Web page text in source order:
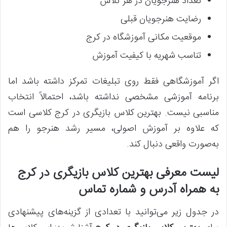
رضایت هنرجویان قبلی
موقعیت مکانی آموزشگاه در کرج
تناسب شهریه با کیفیت آموزش
اگر آموزشگاهی فقط روی تبلیغات تمرکز داشته باشد اما
برنامه آموزشی مشخصی نداشته باشد، احتمالاً انتخاب
مناسبی نیست. بهترین کلاس بازیگری در کرج کلاسی است
که علاوه بر آموزش اصولی، مسیر رشد هنرجو را هم
به‌صورت واقعی دنبال کند.
لیست معرفی بهترین کلاس بازیگری در کرج
به همراه آدرس و شماره تماس
در جدول زیر می‌توانید با تعدادی از گزینه‌های پیشنهادی